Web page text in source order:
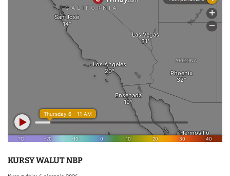
KURSY WALUT NBP